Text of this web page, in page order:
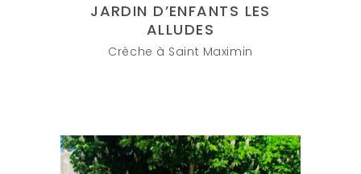
JARDIN D’ENFANTS LES
ALLUDES
Crèche à Saint Maximin